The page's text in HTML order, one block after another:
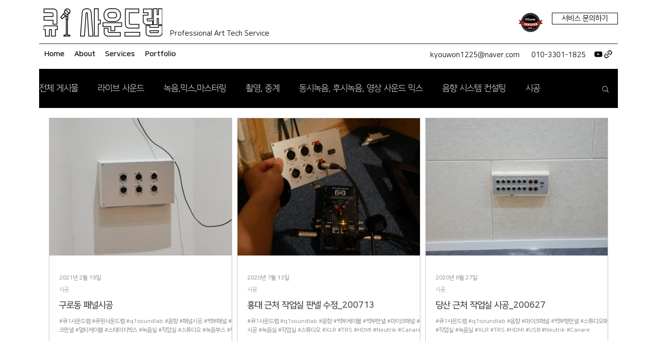
Professional Art Tech Service
서비스 문의하기
Home About Services Portfolio kyouwon1225@naver.com 010-3301-1825
전체 게시물 라이브 사운드 녹음,믹스,마스터링 촬영, 중계 동시녹음, 후시녹음, 영상 사운드 믹스 음향 시스템 컨설팅 시공
구로동 패널시공
#큐1사운드랩 #큐원사운드랩 #q1soundlab #음향 #패널시공 #벽부패널 #마이
크판넬 #멀티케이블 #스테이지박스 #녹음실 #작업실 #스튜디오 #녹음부스 #부스
시공
2021년 2월 19일
홍대 근처 작업실 판넬 수정_200713
#큐1사운드랩 #q1soundlab #음향 #벽부케이블 #벽부판넬 #마이크패널 #판넬
시공 #녹음실 #작업실 #스튜디오 #XLR #TRS #HDMI #Neutrik #Canare
시공
2020년 7월 13일
당산 근처 작업실 시공_200627
#큐1사운드랩 #q1soundlab #음향 #마이크패널 #벽부형판넬 #스튜디오패널
#작업실 #녹음실 #XLR #TRS #HDMI #USB #Neutrik #Canare
시공
2020년 6월 27일